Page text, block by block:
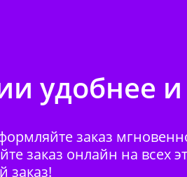
удобнее и
заказ
заказ онлайн на всех
заказ!